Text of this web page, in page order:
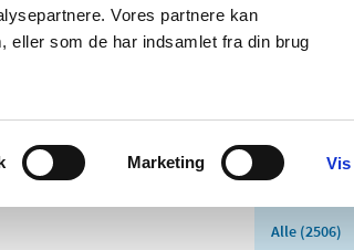
Vores partnere kan
eller som de har indsamlet fra din brug
Marketing
Apoteker og salg af
Medicinsk
Alle (2506)